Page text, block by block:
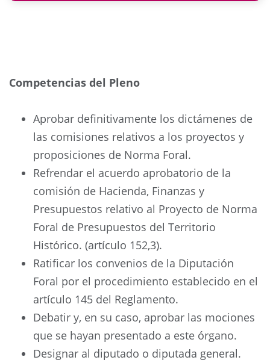
Competencias del Pleno
Aprobar definitivamente los dictámenes de
las comisiones relativos a los proyectos y
proposiciones de Norma Foral.
Refrendar el acuerdo aprobatorio de la
comisión de Hacienda, Finanzas y
Presupuestos relativo al Proyecto de Norma
Foral de Presupuestos del Territorio
Histórico. (artículo 152,3).
Ratificar los convenios de la Diputación
Foral por el procedimiento establecido en el
artículo 145 del Reglamento.
Debatir y, en su caso, aprobar las mociones
que se hayan presentado a este órgano.
Designar al diputado o diputada general.